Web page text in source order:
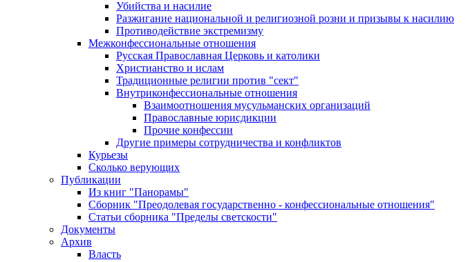
Убийства и насилие
Разжигание национальной и религиозной розни и призывы к насилию
Противодействие экстремизму
Межконфессиональные отношения
Русская Православная Церковь и католики
Христианство и ислам
Традиционные религии против "сект"
Внутриконфессиональные отношения
Взаимоотношения мусульманских организаций
Православные юрисдикции
Прочие конфессии
Другие примеры сотрудничества и конфликтов
Курьезы
Сколько верующих
Публикации
Из книг "Панорамы"
Сборник "Преодолевая государственно - конфессиональные отношения"
Статьи сборника "Пределы светскости"
Документы
Архив
Власть